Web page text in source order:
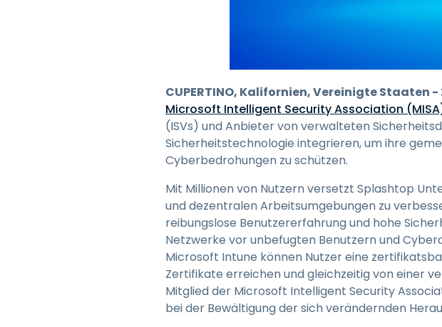
CUPERTINO, Kalifornien, Vereinigte Staaten -
Microsoft Intelligent Security Association
(ISVs) und Anbieter von verwalteten
Sicherheitstechnologie integrieren, um ihre
Cyberbedrohungen zu schützen.
Mit Millionen von Nutzern versetzt Splashtop
und dezentralen Arbeitsumgebungen zu
reibungslose Benutzererfahrung und hohe
Netzwerke vor unbefugten Benutzern und
Microsoft Intune können Nutzer eine
Zertifikate erreichen und gleichzeitig von einer
Mitglied der Microsoft Intelligent Security
bei der Bewältigung der sich verändernden